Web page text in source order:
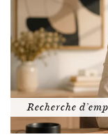
Recherche